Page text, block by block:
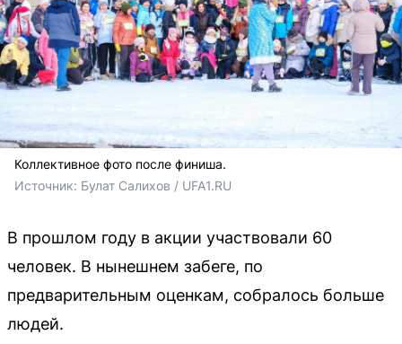
Коллективное фото после финиша.
Источник: Булат Салихов / UFA1.RU
В прошлом году в акции участвовали 60
человек. В нынешнем забеге, по
предварительным оценкам, собралось больше
людей.